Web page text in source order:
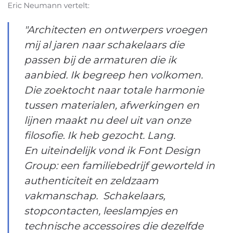
Eric Neumann vertelt:
"Architecten en ontwerpers vroegen
mij al jaren naar schakelaars die
passen bij de armaturen die ik
aanbied. Ik begreep hen volkomen.
Die zoektocht naar totale harmonie
tussen materialen, afwerkingen en
lijnen maakt nu deel uit van onze
filosofie. Ik heb gezocht. Lang.
En uiteindelijk vond ik Font Design
Group: een familiebedrijf geworteld in
authenticiteit en zeldzaam
vakmanschap. Schakelaars,
stopcontacten, leeslampjes en
technische accessoires die dezelfde